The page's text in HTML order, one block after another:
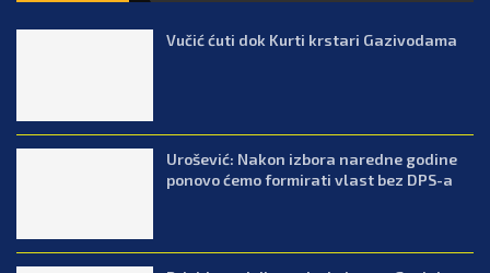
Vučić ćuti dok Kurti krstari Gazivodama
Urošević: Nakon izbora naredne godine
ponovo ćemo formirati vlast bez DPS-a